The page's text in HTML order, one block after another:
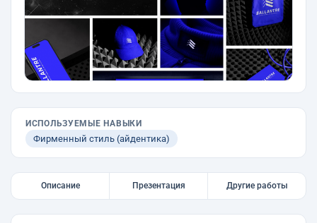
ИСПОЛЬЗУЕМЫЕ НАВЫКИ
Фирменный стиль (айдентика)
Описание Презентация Другие работы